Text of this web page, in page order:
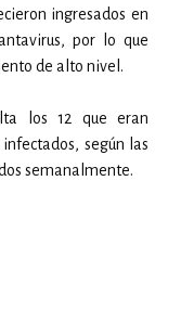
ingresados en
por lo que
de alto nivel.
los 12 que eran
según las
semanalmente.